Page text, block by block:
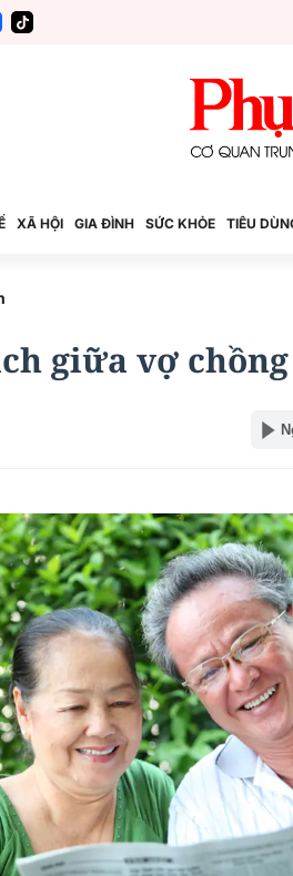
XÃ HỘI GIA ĐÌNH SỨC KHỎE TIÊU
giữa vợ